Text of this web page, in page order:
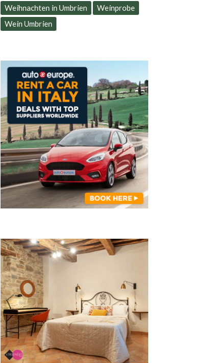
Weihnachten in Umbrien
Weinprobe
Wein Umbrien